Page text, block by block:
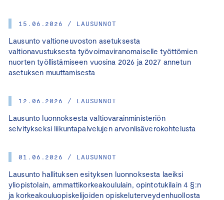
15.06.2026 / LAUSUNNOT
Lausunto valtioneuvoston asetuksesta
valtionavustuksesta työvoimaviranomaiselle työttömien
nuorten työllistämiseen vuosina 2026 ja 2027 annetun
asetuksen muuttamisesta
12.06.2026 / LAUSUNNOT
Lausunto luonnoksesta valtiovarainministeriön
selvitykseksi liikuntapalvelujen arvonlisäverokohtelusta
01.06.2026 / LAUSUNNOT
Lausunto hallituksen esityksen luonnoksesta laeiksi
yliopistolain, ammattikorkeakoululain, opintotukilain 4 §:n
ja korkeakouluopiskelijoiden opiskeluterveydenhuollosta